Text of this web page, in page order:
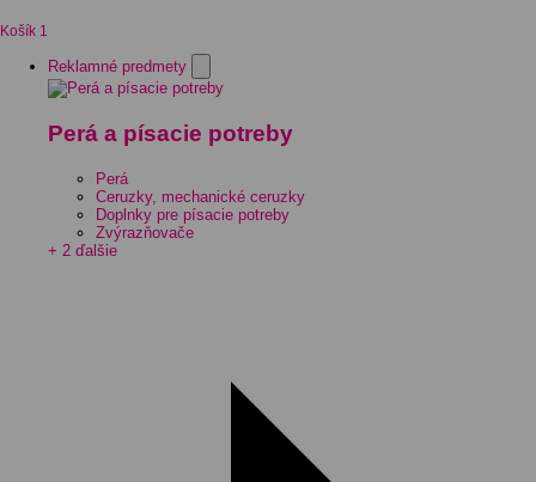
Košík 1
Reklamné predmety
Perá a písacie potreby
Perá
Ceruzky, mechanické ceruzky
Doplnky pre písacie potreby
Zvýrazňovače
+ 2 ďalšie